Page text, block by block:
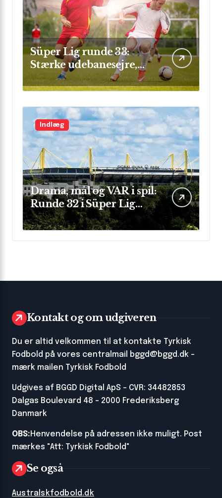
Süper Lig runde 33:
Stærke udebanesejre,
mål i flok og sikre clean
sheets
Indlæg
Drama, mål og VAR i spil:
Runde 32 i Süper Lig
leverede store
præstationer og sene
afgørelser
Kontakt og om udgiveren
Du er altid velkommen til at kontakte Tyrkisk
Fodbold på vores centralmail
bggd@bggd.dk -
mærk mailen Tyrkisk Fodbold
Udgives af BGGD Digital ApS - CVR: 34482853
Dalgas Boulevard 48 - 2000 Frederiksberg
Danmark
OBS:Henvendelse på adressen ikke muligt. Post
mærkes "Att: Tyrkisk Fodbold"
Se også
Australskfodbold.dk